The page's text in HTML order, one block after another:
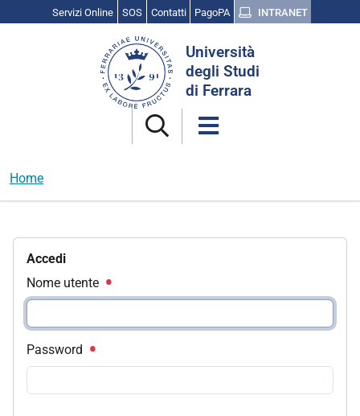
Servizi Online SOS Contatti PagoPA INTRANET
Università
degli Studi
di Ferrara
Home
Accedi
Nome utente
Password